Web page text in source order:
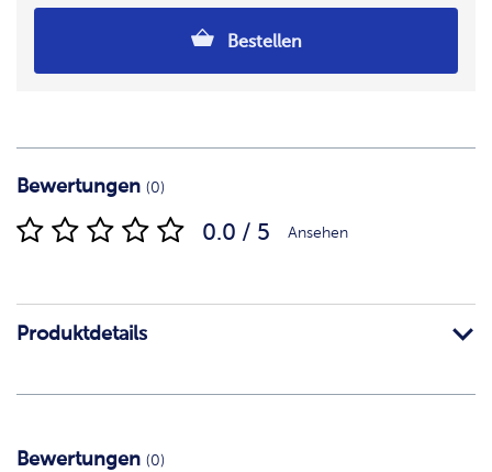
Bestellen
Bewertungen (0)
0.0 / 5 Ansehen
Produktdetails
Bewertungen (0)